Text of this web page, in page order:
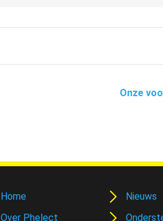
Onze
Home
Over Phelect
Nieuws